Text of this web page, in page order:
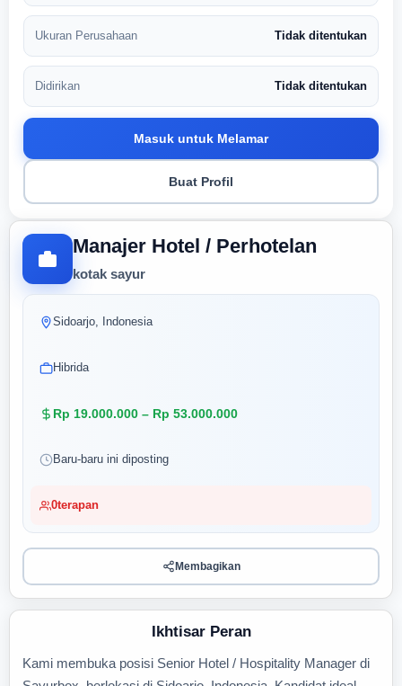
Manajer Hotel / Perhotelan
kotak sayur
Sidoarjo, Indonesia
Hibrida
Rp 19.000.000 – Rp 53.000.000
Baru-baru ini diposting
0terapan
Membagikan
Ikhtisar Peran
Kami membuka posisi Senior Hotel / Hospitality Manager di
Ukuran Perusahaan Tidak ditentukan
Didirikan Tidak ditentukan
Masuk untuk Melamar
Buat Profil